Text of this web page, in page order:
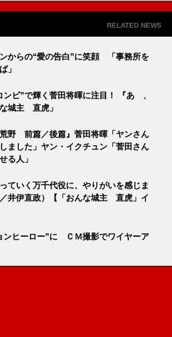
RELATED NEWS
からの“愛の告白”に笑顔 「事務所を
」
ンビ”で輝く菅田将暉に注目！ 『あゝ、
城主 直虎」
荒野 前篇／後篇』菅田将暉「ヤンさん
ました」ヤン・イクチュン「菅田さん
る人」
ていく万千代役に、やりがいを感じま
井伊直政）【「おんな城主 直虎」イ
ンヒーロー”に ＣＭ撮影でワイヤーア